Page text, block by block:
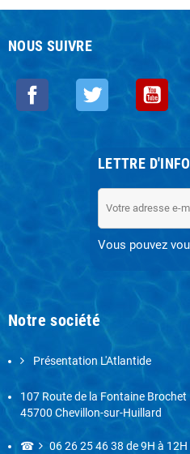
NOUS SUIVRE
Facebook Twitter
LETTRE
Vous pouvez
Notre société
Présentation L'Atlantide
107 Route de la Fontaine Brochet
45700 Chevillon-sur-Huillard
☎ 06 26 25 46 38 de 9H à